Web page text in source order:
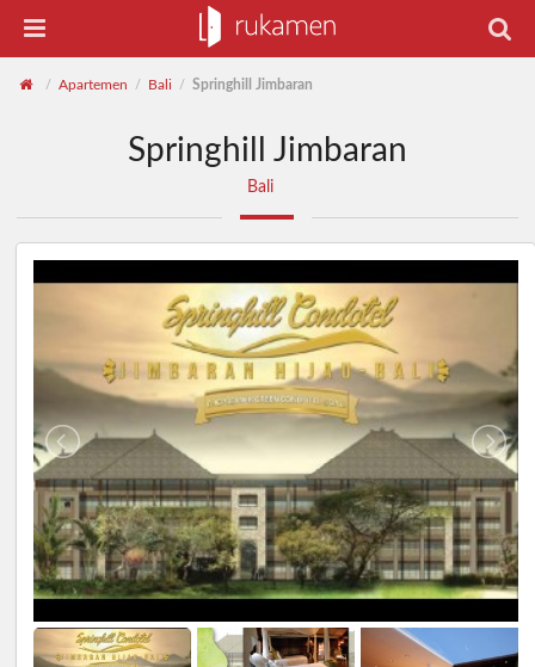
/ Apartemen / Bali / Springhill Jimbaran
Springhill Jimbaran
Bali